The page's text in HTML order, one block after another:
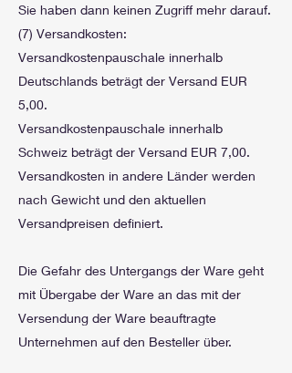
Sie haben dann keinen Zugriff mehr darauf.
(7) Versandkosten:
Versandkostenpauschale innerhalb
Deutschlands beträgt der Versand EUR
5,00.
Versandkostenpauschale innerhalb
Schweiz beträgt der Versand EUR 7,00.
Versandkosten in andere Länder werden
nach Gewicht und den aktuellen
Versandpreisen definiert.
Die Gefahr des Untergangs der Ware geht
mit Übergabe der Ware an das mit der
Versendung der Ware beauftragte
Unternehmen auf den Besteller über.